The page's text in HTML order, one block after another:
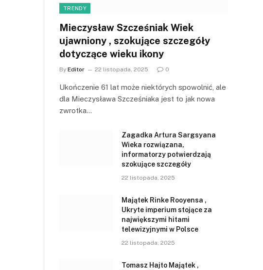
TRENDY
Mieczysław Szcześniak Wiek
ujawniony , szokujące szczegóły
dotyczące wieku ikony
By Editor 22 listopada, 2025 0
Ukończenie 61 lat może niektórych spowolnić, ale
dla Mieczysława Szcześniaka jest to jak nowa
zwrotka…
Zagadka Artura Sargsyana
Wieka rozwiązana,
informatorzy potwierdzają
szokujące szczegóły
22 listopada, 2025
Majątek Rinke Rooyensa ,
Ukryte imperium stojące za
największymi hitami
telewizyjnymi w Polsce
22 listopada, 2025
Tomasz Hajto Majątek ,